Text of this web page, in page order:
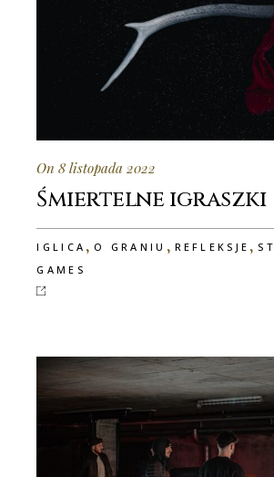
On 8 listopada 2022
Śmiertelne igraszki
IGLICA ,O GRANIU , REFLEKSJE ,
GAMES